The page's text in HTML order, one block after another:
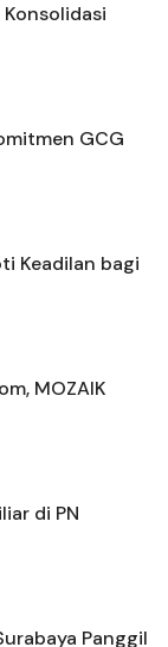
GCG
Keadilan bagi
MOZAIK
di PN
Panggil